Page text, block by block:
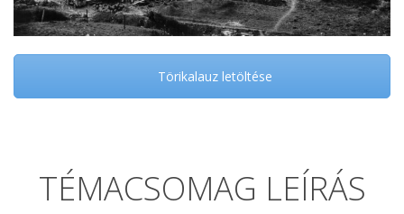
Törikalauz letöltése
TÉMACSOMAG LEÍRÁS